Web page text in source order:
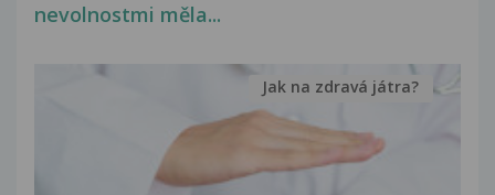
nevolnostmi měla...
Jak na zdravá játra?